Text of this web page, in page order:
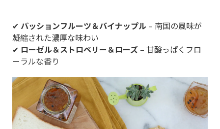
✔ パッションフルーツ＆パイナップル – 南国の風味が
凝縮された濃厚な味わい
✔ ローゼル＆ストロベリー＆ローズ – 甘酸っぱくフロ
ーラルな香り